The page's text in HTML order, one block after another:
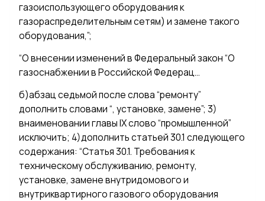
газоиспользующего оборудования к
газораспределительным сетям) и замене такого
оборудования,”;
“О внесении изменений в Федеральный закон “О
газоснабжении в Российской Федерац…
б)абзац седьмой после слова “ремонту”
дополнить словами “, установке, замене”; 3)
внаименовании главы IX слово “промышленной”
исключить; 4)дополнить статьей 30.1 следующего
содержания: “Статья 30.1. Требования к
техническому обслуживанию, ремонту,
установке, замене внутридомового и
внутриквартирного газового оборудования